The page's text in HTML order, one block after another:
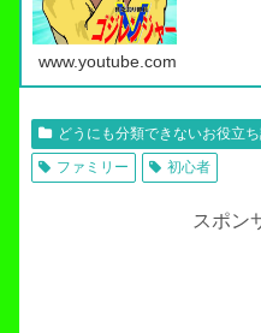
www.youtube.com
どうにも分類できないお役立ち
ファミリー
初心者
スポン